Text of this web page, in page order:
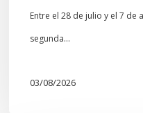
Entre el 28 de julio y el 7 de
segunda…
03/08/2026